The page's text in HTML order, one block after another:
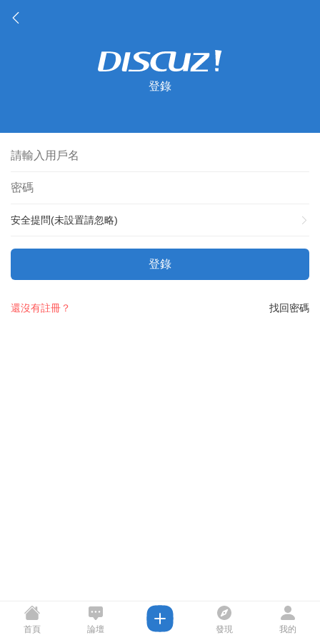
登錄
安全提問(未設置請忽略)
登錄
找回密碼
還沒有註冊？
首頁 論壇 發現 我的